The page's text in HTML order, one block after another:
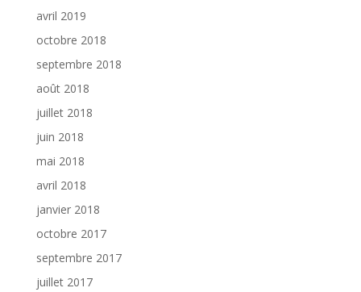
avril 2019
octobre 2018
septembre 2018
août 2018
juillet 2018
juin 2018
mai 2018
avril 2018
janvier 2018
octobre 2017
septembre 2017
juillet 2017